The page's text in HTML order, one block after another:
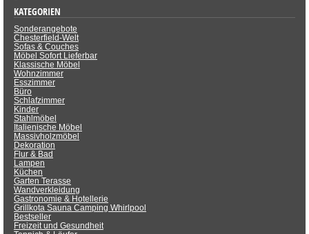
KATEGORIEN
Sonderangebote
Chesterfield-Welt
Sofas & Couches
Möbel Sofort Lieferbar
Klassische Möbel
Wohnzimmer
Esszimmer
Büro
Schlafzimmer
Kinder
Stahlmöbel
Italienische Möbel
Massivholzmöbel
Dekoration
Flur & Bad
Lampen
Küchen
Garten Terasse
Wandverkleidung
Gastronomie & Hotellerie
Grillkota Sauna Camping Whirlpool
Bestseller
Freizeit und Gesundheit